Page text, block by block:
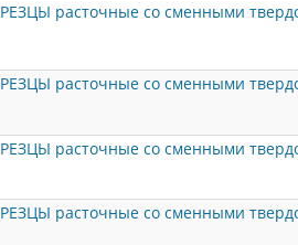
РЕЗЦЫ расточные со сменными
РЕЗЦЫ расточные со сменными
РЕЗЦЫ расточные со сменными
РЕЗЦЫ расточные со сменными